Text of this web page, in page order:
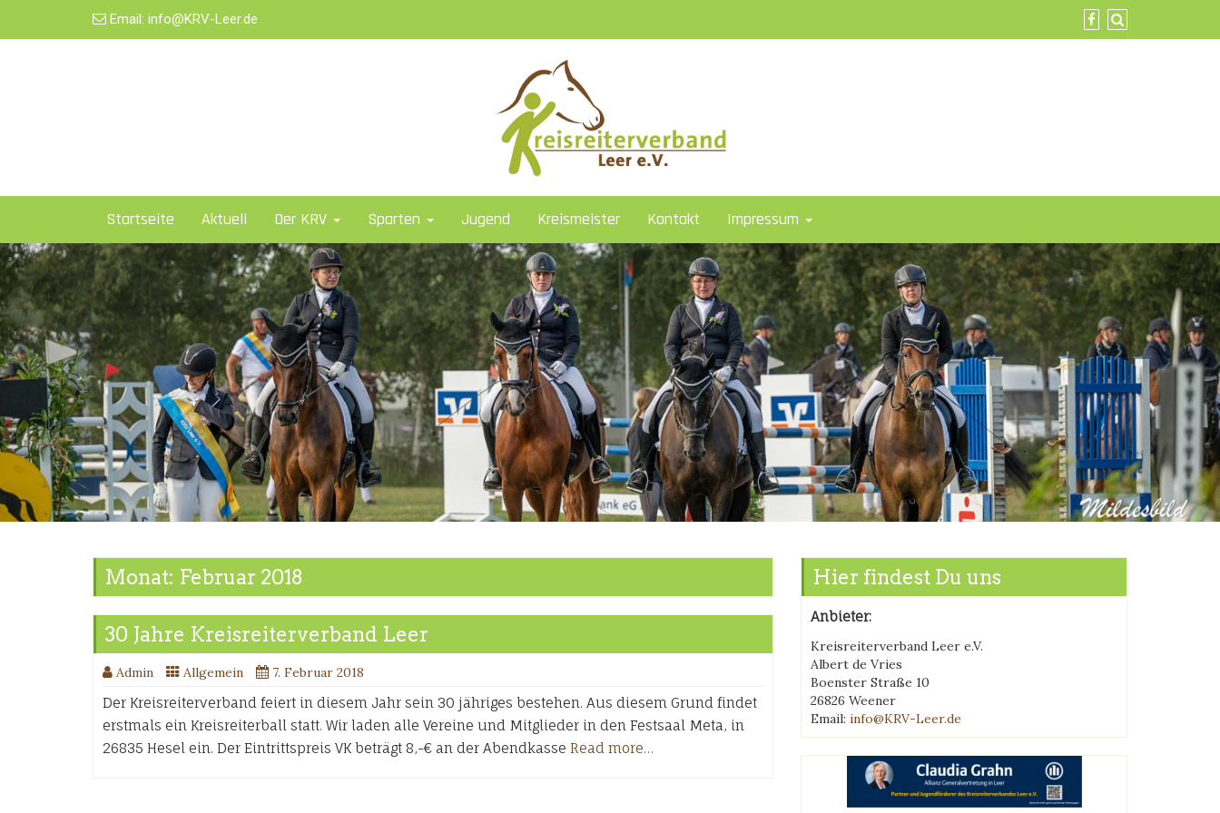
Email: info@KRV-Leer.de
Startseite Aktuell Der KRV Sparten Jugend Kreismeister Kontakt Impressum
Monat: Februar 2018
30 Jahre Kreisreiterverband Leer
Admin Allgemein 7. Februar 2018
Der Kreisreiterverband feiert in diesem Jahr sein 30 jähriges bestehen. Aus diesem Grund findet
erstmals ein Kreisreiterball statt. Wir laden alle Vereine und Mitglieder in den Festsaal Meta, in
26835 Hesel ein. Der Eintrittspreis VK beträgt 8,-€ an der Abendkasse Read more…
Hier findest Du uns
Anbieter:
Kreisreiterverband Leer e.V.
Albert de Vries
Boenster Straße 10
26826 Weener
Email: info@KRV-Leer.de